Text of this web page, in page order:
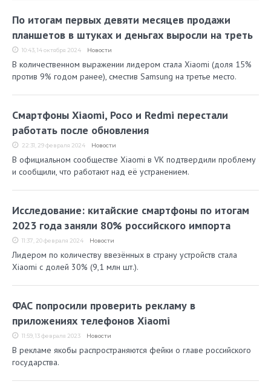
По итогам первых девяти месяцев продажи
планшетов в штуках и деньгах выросли на треть
10:43, 14 октября 2024 Новости
В количественном выражении лидером стала Xiaomi (доля 15%
против 9% годом ранее), сместив Samsung на третье место.
Смартфоны Xiaomi, Poco и Redmi перестали
работать после обновления
22:31, 29 февраля 2024 Новости
В официальном сообществе Xiaomi в VK подтвердили проблему
и сообщили, что работают над её устранением.
Исследование: китайские смартфоны по итогам
2023 года заняли 80% российского импорта
11:37, 20 февраля 2024 Новости
Лидером по количеству ввезённых в страну устройств стала
Xiaomi с долей 30% (9,1 млн шт.).
ФАС попросили проверить рекламу в
приложениях телефонов Xiaomi
11:59, 13 февраля 2023 Новости
В рекламе якобы распространяются фейки о главе российского
государства.